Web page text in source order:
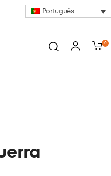
Português
0